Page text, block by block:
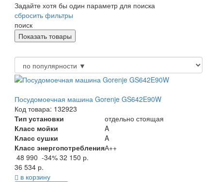
Задайте хотя бы один параметр для поиска
сбросить фильтры
поиск
Посудомоечная машина Gorenje GS642E90W
Код товара: 132923
Тип установки
отдельно стоящая
Класс мойки
A
Класс сушки
A
Класс энергопотребленияА++
48 990 -34% 32 150 р.
36 534 р.
в корзину